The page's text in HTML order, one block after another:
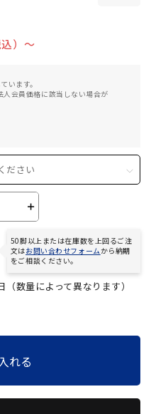
込）〜
います。
会員価格に該当しない場合が
ださい
＋
50脚以上または在庫数を上回るご注
文はお問い合わせフォームから納期
をご相談ください。
（数量によって異なります）
れる